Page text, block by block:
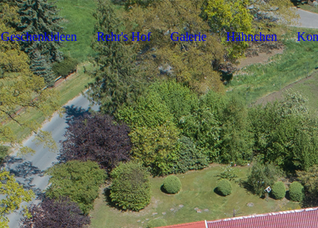
Geschenkideen Rehr's Hof Galerie Hähnchen